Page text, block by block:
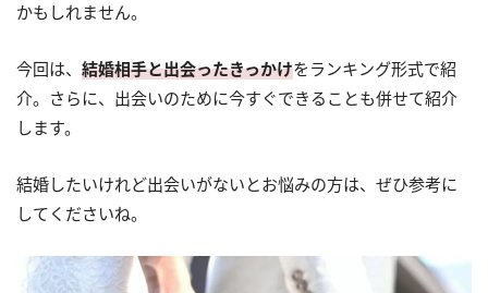
かもしれません。
今回は、 結婚相手と出会ったきっかけをランキング形式で紹
介。さらに、出会いのために今すぐできることも併せて紹介
します。
結婚したいけれど出会いがないとお悩みの方は、ぜひ参考に
してくださいね。